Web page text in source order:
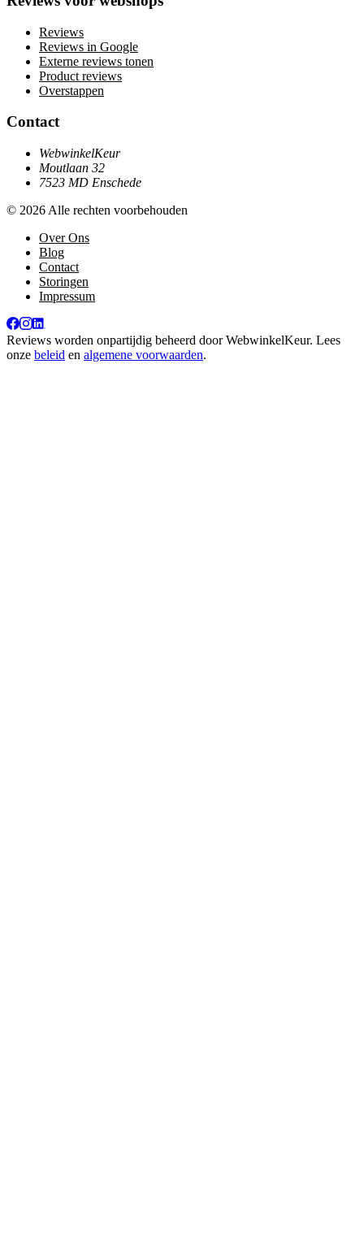
Reviews
Reviews in Google
Externe reviews tonen
Product reviews
Overstappen
Contact
WebwinkelKeur
Moutlaan 32
7523 MD Enschede
© 2026 Alle rechten voorbehouden
Over Ons
Blog
Contact
Storingen
Impressum
Reviews worden onpartijdig beheerd doorWebwinkelKeur. Lees
onze beleid en algemene voorwaarden.